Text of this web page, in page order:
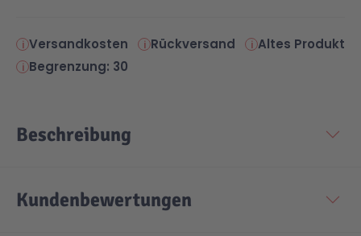
Versandkosten Rückversand
Altes Produkt
Begrenzung: 30
Beschreibung
Kundenbewertungen